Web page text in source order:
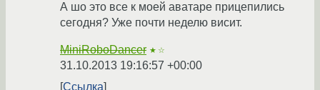
А шо это все к моей аватаре прицепились
сегодня? Уже почти неделю висит.
MiniRoboDancer ★☆
31.10.2013 19:16:57 +00:00
Ссылка